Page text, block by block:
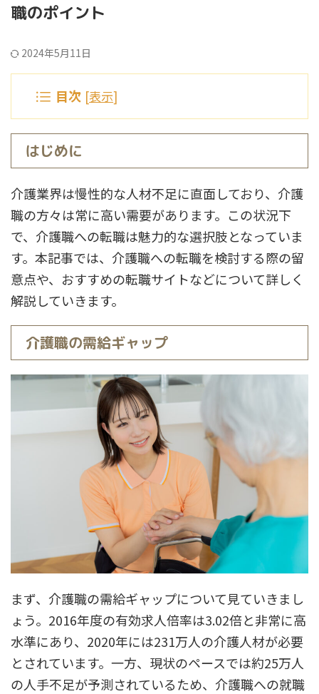
職のポイント
2024年5月11日
目次 [表示]
はじめに
介護業界は慢性的な人材不足に直面しており、介護
職の方々は常に高い需要があります。この状況下
で、介護職への転職は魅力的な選択肢となっていま
す。本記事では、介護職への転職を検討する際の留
意点や、おすすめの転職サイトなどについて詳しく
解説していきます。
介護職の需給ギャップ
まず、介護職の需給ギャップについて見ていきまし
ょう。2016年度の有効求人倍率は3.02倍と非常に高
水準にあり、2020年には231万人の介護人材が必要
とされています。一方、現状のペースでは約25万人
の人手不足が予測されているため、介護職への就職